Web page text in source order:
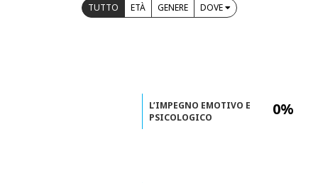
TUTTO ETÀ GENERE DOVE
0%
L’IMPEGNO EMOTIVO E
PSICOLOGICO